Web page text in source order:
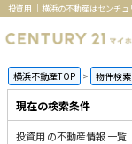
投資用 ｜横浜の不動産はセンチュ
横浜不動産TOP 物件検索
現在の検索条件
投資用 の不動産情報 一覧